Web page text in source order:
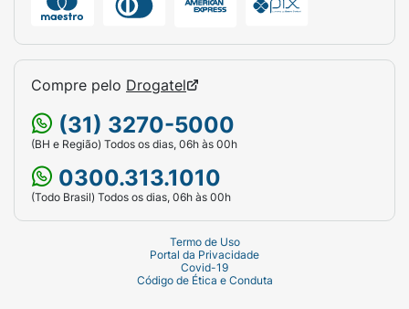
Mantenha sempre um pote limpo à
Linha: Mix de Carnes.
Indicação:Gatos Adultos.
Carne, Peru, Fígado e Frango.
Sem corantes artificiais / Trato
Compre pelo Drogatel
(31) 3270-5000
(BH e Região) Todos os dias, 06h às 00h
0300.313.1010
(Todo Brasil) Todos os dias, 06h às 00h
Termo de Uso
Portal da Privacidade
Covid-19
Código de Ética e Conduta